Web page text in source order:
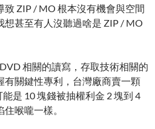
致 ZIP / MO 根本沒有機會與空間
想甚至有人沒聽過啥是 ZIP / MO
相關的讀寫，存取技術相關的
有關鍵性專利，台灣廠商賣一顆
是 10 塊錢被抽權利金 2 塊到 4
喉嚨一樣。